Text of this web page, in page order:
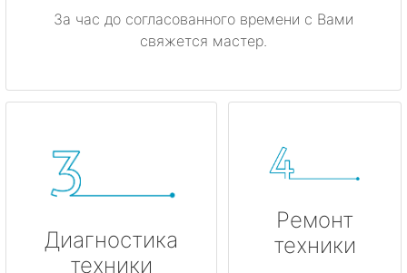
За час до согласованного времени с Вами
свяжется мастер.
Диагностика
техники
Ремонт
техники